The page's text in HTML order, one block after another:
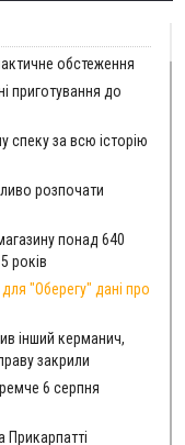
обстеження
приготування до
спеку за всю історію
розпочати
понад 640
років
"Оберегу" дані про
інший керманич,
закрили
6 серпня
Прикарпатті